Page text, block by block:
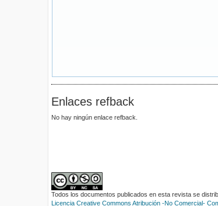
Enlaces refback
No hay ningún enlace refback.
Todos los documentos publicados en esta revista se
Licencia Creative Commons Atribución -No Comercial-